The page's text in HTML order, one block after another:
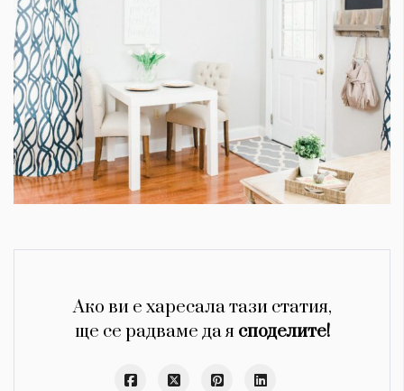
Ако ви е харесала тази статия,
ще се радваме да я споделите!